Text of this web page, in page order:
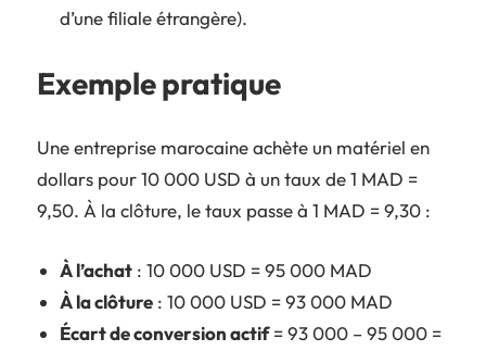
d’une filiale étrangère).
Exemple pratique
Une entreprise marocaine achète un matériel en
dollars pour 10 000 USD à un taux de 1 MAD =
9,50. À la clôture, le taux passe à 1 MAD = 9,30 :
À l’achat : 10 000 USD = 95 000 MAD
À la clôture : 10 000 USD = 93 000 MAD
Écart de conversion actif= 93 000 – 95 000 =